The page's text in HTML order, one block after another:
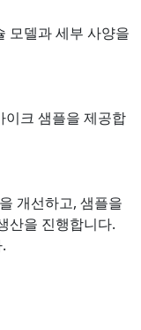
모델과 세부 사양을
이크 샘플을 제공합
개선하고, 샘플을
산을 진행합니다.